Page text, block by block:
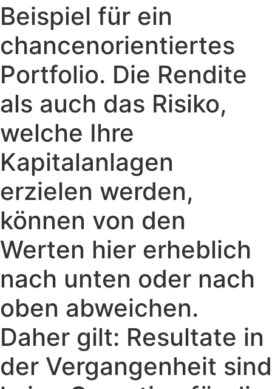
Beispiel für ein
chancenorientiertes
Portfolio. Die Rendite
als auch das Risiko,
welche Ihre
Kapitalanlagen
erzielen werden,
können von den
Werten hier erheblich
nach unten oder nach
oben abweichen.
Daher gilt: Resultate in
der Vergangenheit sind